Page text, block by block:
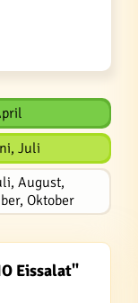
Juli
August,
Oktober
Eissalat"